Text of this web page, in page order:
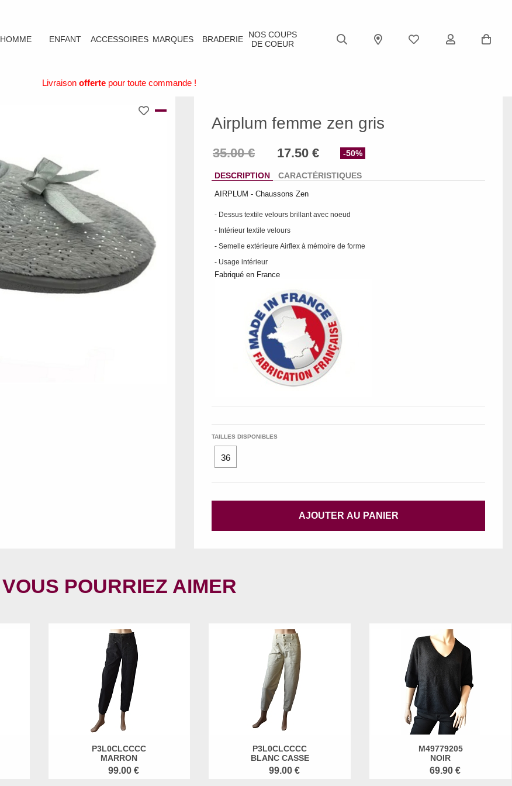
HOMME ENFANT ACCESSOIRES MARQUES BRADERIE
NOS COUPS
DE COEUR
Livraison offerte pour toute commande !
Airplum femme zen gris
-50%
DESCRIPTION CARACTÉRISTIQUES
AIRPLUM - Chaussons Zen
- Dessus textile velours brillant avec noeud
- Intérieur textile velours
- Semelle extérieure Airflex à mémoire de forme
- Usage intérieur
Fabriqué en France
TAILLES DISPONIBLES
36
AJOUTER AU PANIER
VOUS POURRIEZ AIMER
P3L0CLCCCC
MARRON
99.00 €
P3L0CLCCCC
BLANC CASSE
99.00 €
M49779205
NOIR
69.90 €